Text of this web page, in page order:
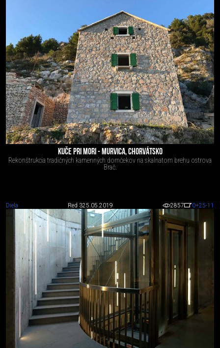
KUČE PRI MORI - MURVICA, CHORVÁTSKO
Rekonštrukcia tradičných kamenných domčekov na skalnatom brehu ostrova
Brač.
Diela Red 325.05.2019 2857 0+25-11